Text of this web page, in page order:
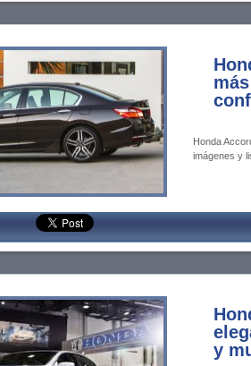
Honda
imágenes y
y